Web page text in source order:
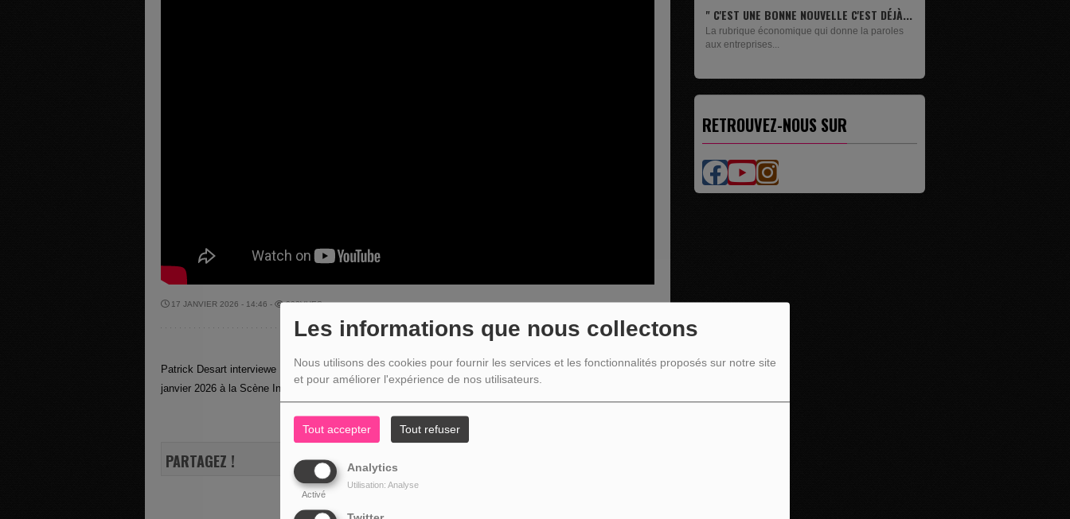
Les informations que nous collectons
Nous utilisons des cookies pour fournir les services et les fonctionnalités proposés sur notre site
et pour améliorer l'expérience de nos utilisateurs.
Tout accepter Tout refuser
Analytics
Activé
Utilisation: Analyse
17 JANVIER 2026 - 14:46 - 993VUES
Patrick Desart interviewe Rachel Gazon et Stéphanie Infantino pour le Salon des Métiers qui aura lieu le 22
janvier 2026 à la Scène Intermills de Malmedy.
PARTAGEZ !
" C'EST UNE BONNE NOUVELLE C'EST DÉJÀ... LIVRES
Un lundi sur deux, Maxime Janssens vous
présente les livres de...
RETROUVEZ-NOUS SUR